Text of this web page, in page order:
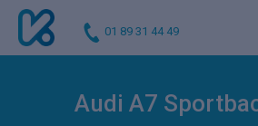
01 89 31 44 49
Audi A7